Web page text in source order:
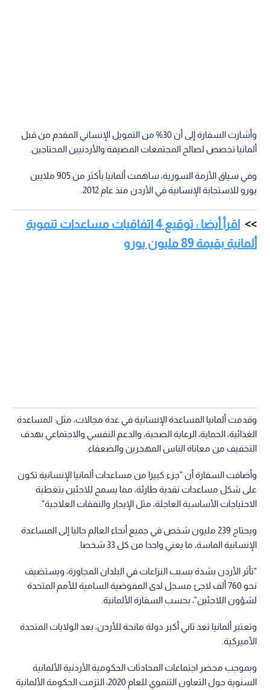
وأشارت السفارة إلى أن 30% من التمويل الإنساني المقدم من قبل
ألمانيا تخصص لصالح المجتمعات المضيفة والأردنيين المحتاجين.
وفي سياق الأزمة السورية، ساهمت ألمانيا بأكثر من 905 ملايين
يورو للاستجابة الإنسانية في الأردن منذ عام 2012.
اقرأ أيضا : توقيع 4 اتفاقيات مساعدات تنموية
ألمانية بقيمة 89 مليون يورو
وقدمت ألمانيا المساعدة الإنسانية في عدة مجالات، مثل: المساعدة
الغذائية، الحماية، الرعاية الصحية، والدعم النفسي والاجتماعي بهدف
التخفيف من معاناة الناس المهجرين والضعفاء.
وأضافت السفارة أن "جزء كبيرا من مساعدات ألمانيا الإنسانية تكون
على شكل مساعدات نقدية طارئة، مما يسمح للاجئين بتغطية
الاحتياجات الأساسية العاجلة، مثل الإيجار والنفقات العلاجية".
ويحتاج 239 مليون شخص في جميع أنحاء العالم حاليا إلى المساعدة
الإنسانية الماسة، ما يعني واحدا من كل 33 شخصا.
"تأثر الأردن بشدة بسبب النزاعات في البلدان المجاورة، ويستضيف
نحو 760 ألف لاجئ مسجل لدى المفوضية السامية للأمم المتحدة
لشؤون اللاجئين"، بحسب السفارة الألمانية.
وتعتبر ألمانيا تعد ثاني أكبر دولة مانحة للأردن، بعد الولايات المتحدة
الأميركية.
وبموجب محضر اجتماعات المحادثات الحكومية الأردنية الألمانية
السنوية حول التعاون التنموي للعام 2020، التزمت الحكومة الألمانية